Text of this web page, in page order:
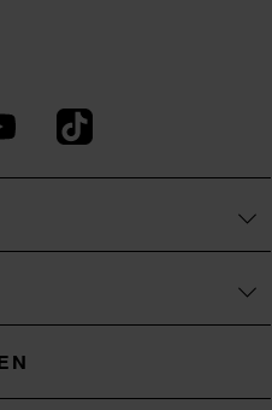
YouTubeTikTok